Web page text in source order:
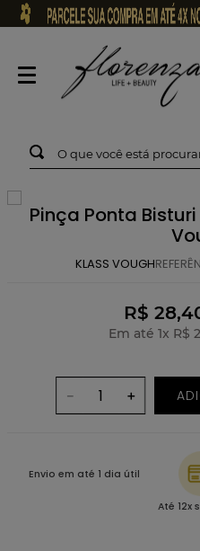
O que você está
Pinça Ponta
KLASS VOUGH
R$
Em até 1x R$
＋
－
Envio em até 1 dia útil
Até 12x